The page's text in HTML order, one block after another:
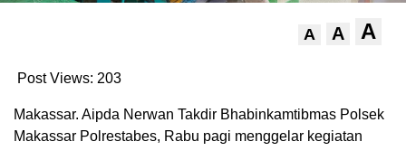
A A A
Post Views: 203
Makassar. Aipda Nerwan Takdir Bhabinkamtibmas Polsek
Makassar Polrestabes, Rabu pagi menggelar kegiatan